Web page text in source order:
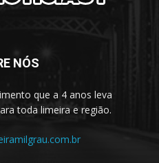
NÓS
que a 4 anos leva
toda limeira e região.